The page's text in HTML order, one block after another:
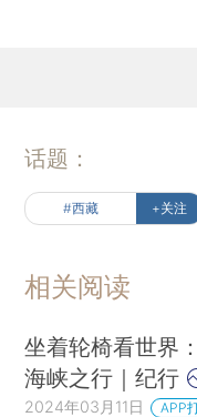
话题：
#西藏 +关注
相关阅读
坐着轮椅看世界
海峡之行｜纪行
2024年03月11日 APP